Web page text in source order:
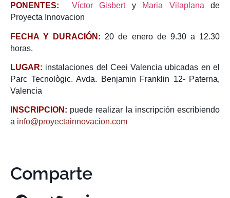
PONENTES: Víctor Gisberty Maria Vilaplana de
Proyecta Innovacion
FECHA Y DURACIÓN: 20 de enero de 9.30 a 12.30
horas.
LUGAR: instalaciones del Ceei Valencia ubicadas en el
Parc Tecnològic. Avda. Benjamin Franklin 12- Paterna,
Valencia
INSCRIPCION: puede realizar la inscripción escribiendo
a info@proyectainnovacion.com
Comparte